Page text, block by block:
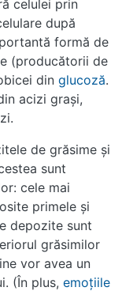
celulei prin
după
formă de
(producătorii de
din glucoză.
acizi graşi,
de grăsime şi
sunt
cele mai
primele şi
depozite sunt
grăsimilor
vor avea un
(În plus, emoţiile